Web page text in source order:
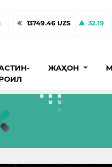
€ 13749.46 UZS 32.19
ЖАҲОН